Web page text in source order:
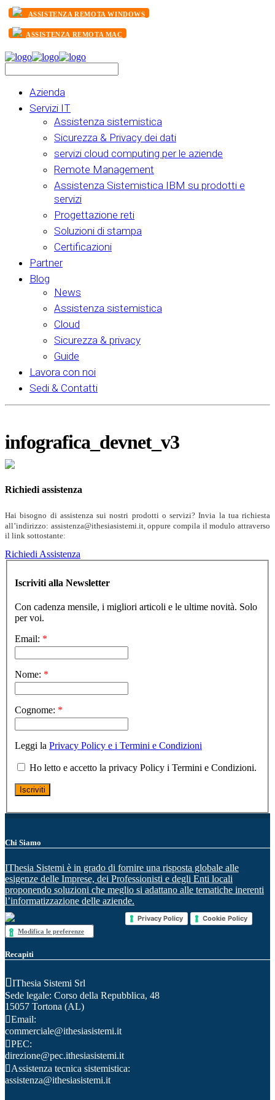
ASSISTENZA REMOTA WINDOWS
ASSISTENZA REMOTA MAC
Azienda
Servizi IT
Assistenza sistemistica
Sicurezza & Privacy dei dati
servizi cloud computing per le aziende
Remote Management
Assistenza Sistemistica IBM su prodotti e
servizi
Progettazione reti
Soluzioni di stampa
Certificazioni
Partner
Blog
News
Assistenza sistemistica
Cloud
Sicurezza & privacy
Guide
Lavora con noi
Sedi & Contatti
infografica_devnet_v3
Richiedi assistenza
Hai bisogno di assistenza sui nostri prodotti o servizi? Invia la tua richiesta
all’indirizzo: assistenza@ithesiasistemi.it, oppure compila il modulo attraverso
il link sottostante:
Richiedi Assistenza
Iscriviti alla Newsletter
Con cadenza mensile, i migliori articoli e le ultime novità. Solo
per voi.
Email: *
Nome: *
Cognome: *
Leggi la Privacy Policy e i Termini e Condizioni
Ho letto e accetto la privacy Policy i Termini e Condizioni.
Chi Siamo
IThesia Sistemi è in grado di fornire una risposta globale alle
esigenze delle Imprese, dei Professionisti e degli Enti locali
proponendo soluzioni che meglio si adattano alle tematiche inerenti
l’informatizzazione delle aziende.
Privacy Policy Cookie Policy
Modifica le preferenze
Recapiti
IThesia Sistemi Srl
Sede legale: Corso della Repubblica, 48
15057 Tortona (AL)
Email:
commerciale@ithesiasistemi.it
PEC:
direzione@pec.ithesiasistemi.it
Assistenza tecnica sistemistica:
assistenza@ithesiasistemi.it